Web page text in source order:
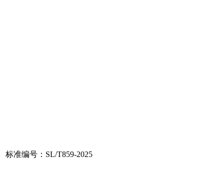
标准编号：SL/T859-2025